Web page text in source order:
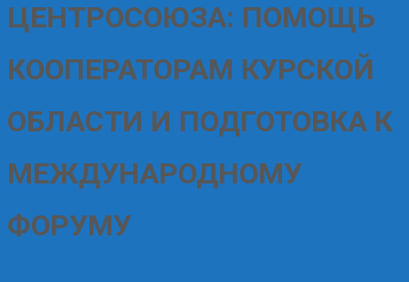
ЦЕНТРОСОЮЗА: ПОМОЩЬ
КООПЕРАТОРАМ КУРСКОЙ
ОБЛАСТИ И ПОДГОТОВКА К
МЕЖДУНАРОДНОМУ
ФОРУМУ